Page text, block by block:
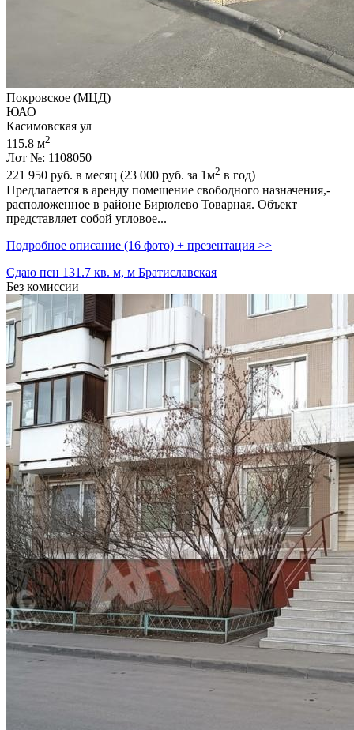
Покровское (МЦД)
ЮАО
Касимовская ул
115.8 м2
Лот №: 1108050
221 950 руб. в месяц (23 000 руб. за 1м2 в год)
Предлагается в аренду помещение свободного назначения,­
расположенное в районе Бирюлево Товарная. Объект
представляет собой угловое...
Подробное описание (16 фото) + презентация >>
Сдаю псн 131.7 кв. м, м Братиславская
Без комиссии